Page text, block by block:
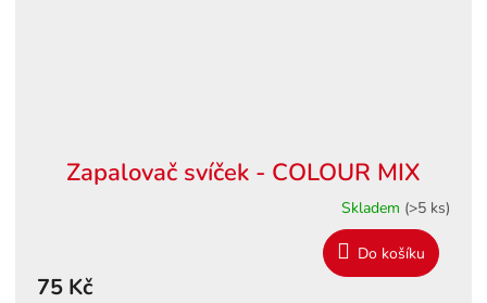
Zapalovač svíček - COLOUR MIX
Skladem (>5 ks)
75 Kč
Do košíku